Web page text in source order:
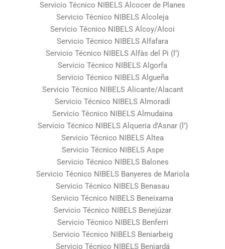
Servicio Técnico NIBELS Alcocer de Planes
Servicio Técnico NIBELS Alcoleja
Servicio Técnico NIBELS Alcoy/Alcoi
Servicio Técnico NIBELS Alfafara
Servicio Técnico NIBELS Alfàs del Pi (l’)
Servicio Técnico NIBELS Algorfa
Servicio Técnico NIBELS Algueña
Servicio Técnico NIBELS Alicante/Alacant
Servicio Técnico NIBELS Almoradí
Servicio Técnico NIBELS Almudaina
Servicio Técnico NIBELS Alqueria d’Asnar (l’)
Servicio Técnico NIBELS Altea
Servicio Técnico NIBELS Aspe
Servicio Técnico NIBELS Balones
Servicio Técnico NIBELS Banyeres de Mariola
Servicio Técnico NIBELS Benasau
Servicio Técnico NIBELS Beneixama
Servicio Técnico NIBELS Benejúzar
Servicio Técnico NIBELS Benferri
Servicio Técnico NIBELS Beniarbeig
Servicio Técnico NIBELS Beniardá